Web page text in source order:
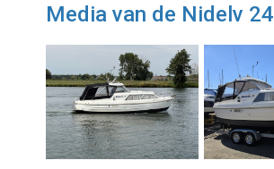
Media van de Nidelv 24